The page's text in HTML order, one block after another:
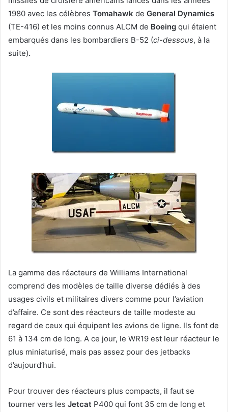
1980 avec les célèbres Tomahawk de General Dynamics
(TE-416) et les moins connus ALCM de Boeing qui étaient
embarqués dans les bombardiers B-52 (ci-dessous, à la
suite).
La gamme des réacteurs de Williams International
comprend des modèles de taille diverse dédiés à des
usages civils et militaires divers comme pour l’aviation
d’affaire. Ce sont des réacteurs de taille modeste au
regard de ceux qui équipent les avions de ligne. Ils font de
61 à 134 cm de long. A ce jour, le WR19 est leur réacteur le
plus miniaturisé, mais pas assez pour des jetbacks
d’aujourd’hui.
Pour trouver des réacteurs plus compacts, il faut se
tourner vers les Jetcat P400 qui font 35 cm de long et